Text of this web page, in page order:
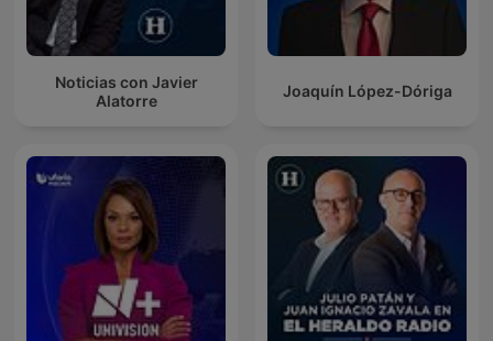
Noticias con Javier
Alatorre
Joaquín López-Dóriga